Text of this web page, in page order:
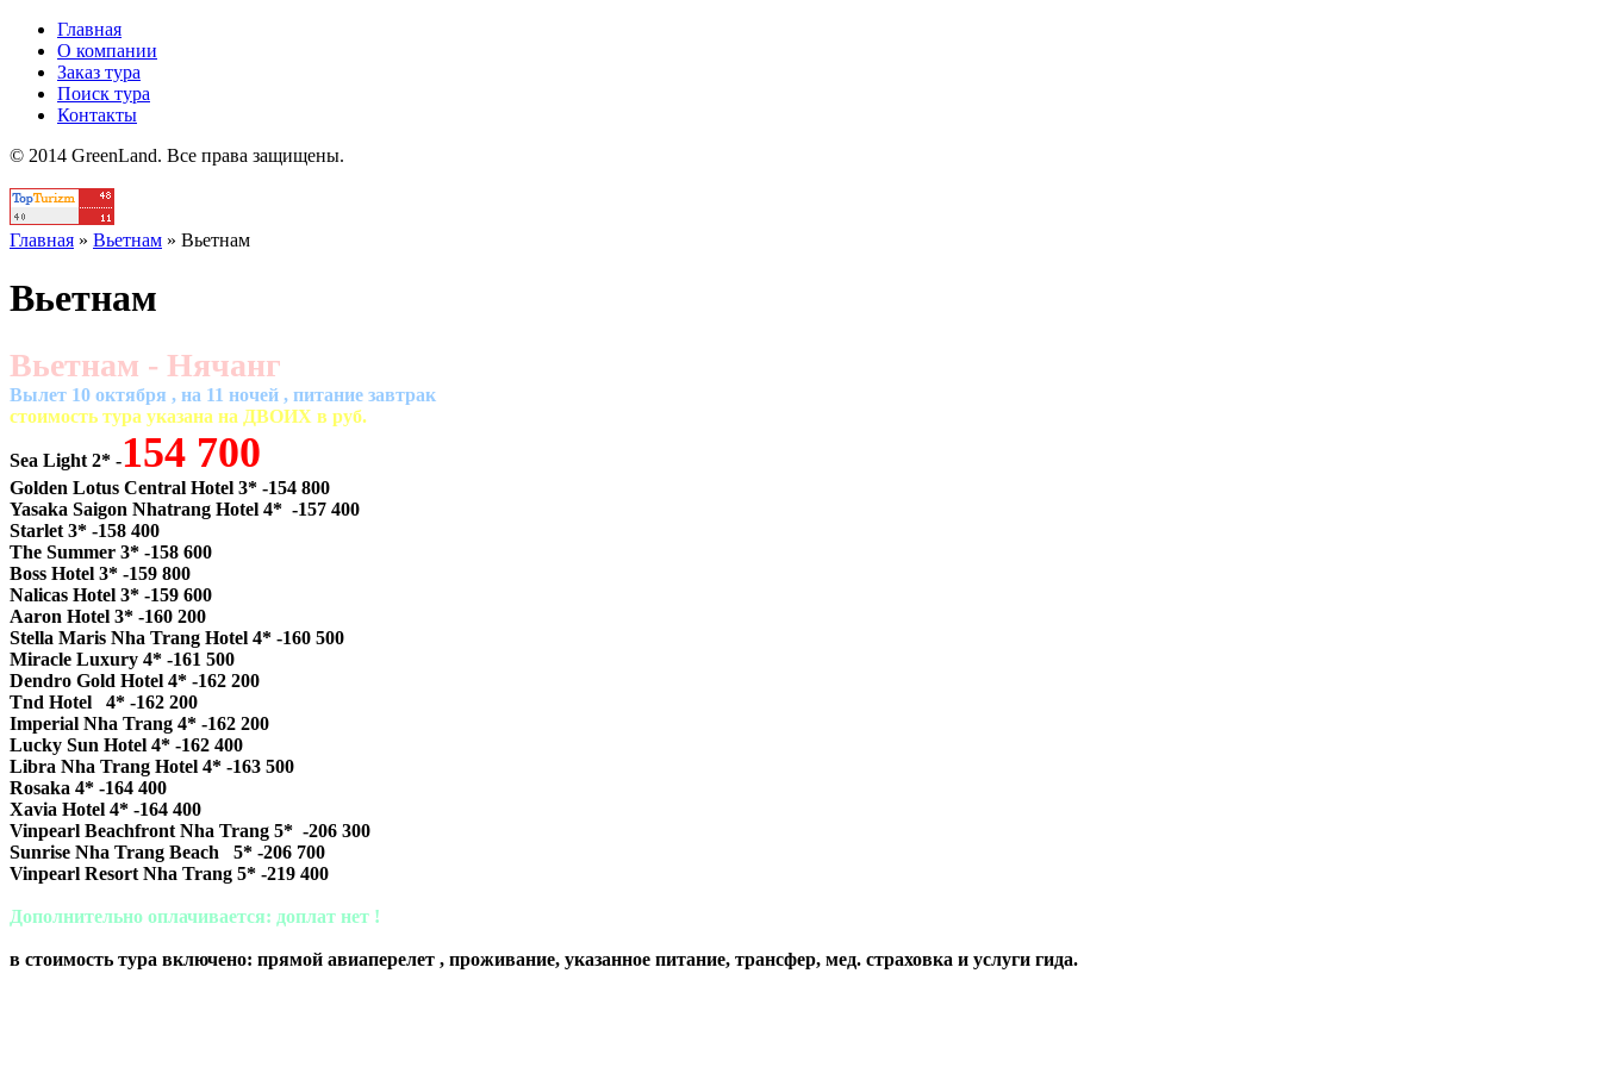
Главная
О компании
Заказ тура
Поиск тура
Контакты
© 2014 GreenLand. Все права защищены.
Главная » Вьетнам » Вьетнам
Вьетнам
Вьетнам - Нячанг
Вылет 10 октября , на 11 ночей , питание завтрак
cтоимость тура указана на ДВОИХ в руб.
Sea Light 2* -154 700
Golden Lotus Central Hotel 3* -154 800
Yasaka Saigon Nhatrang Hotel 4* -157 400
Starlet 3* -158 400
The Summer 3* -158 600
Boss Hotel 3* -159 800
Nalicas Hotel 3* -159 600
Aaron Hotel 3* -160 200
Stella Maris Nha Trang Hotel 4* -160 500
Miracle Luxury 4* -161 500
Dendro Gold Hotel 4* -162 200
Tnd Hotel 4* -162 200
Imperial Nha Trang 4* -162 200
Lucky Sun Hotel 4* -162 400
Libra Nha Trang Hotel 4* -163 500
Rosaka 4* -164 400
Xavia Hotel 4* -164 400
Vinpearl Beachfront Nha Trang 5* -206 300
Sunrise Nha Trang Beach 5* -206 700
Vinpearl Resort Nha Trang 5* -219 400
Дополнительно оплачивается: доплат нет !
в стоимость тура включено: прямой авиаперелет , проживание, указанное питание, трансфер, мед. страховка и услуги гида.